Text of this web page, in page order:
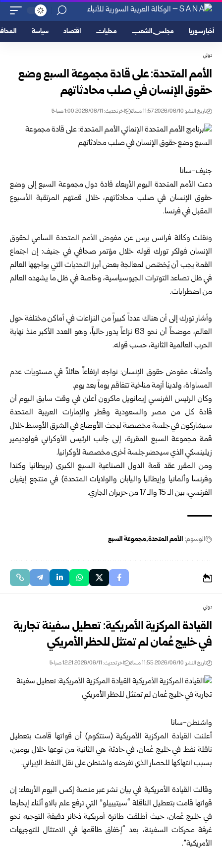
أخبار سوريا مجلس الشعب محليات اقتصاد سياسة
دولي
الأمم المتحدة: على قادة مجموعة السبع وضع
حقوق الإنسان في صلب محادثاتهم
تاريخ النشر: 2026/06/10 11:57 مساءً اخر تحديث: 2026/06/11 1:00 صباحًا
جنيف-سانا
دعت الأمم المتحدة اليوم الأربعاء قادة دول مجموعة السبع إلى وضع
حقوق الإنسان في صلب محادثاتهم، خلال قمتهم المرتقبة الأسبوع
المقبل في فرنسا.
ونقلت وكالة فرانس برس عن مفوض الأمم المتحدة السامي لحقوق
الإنسان فولكر تورك قوله خلال مؤتمر صحافي في جنيف: إن اجتماع
القمة يجب أن يُخصّص لمعالجة بعض أبرز التحديات التي يواجهها العالم
في ظل تصاعد التوترات الجيوسياسية، وخاصة في ظل ما يشهده العالم
من اضطرابات.
وأشار تورك إلى أن هناك عدداً كبيراً من النزاعات في أماكن مختلفة حول
العالم، موضحاً أن نحو 63 نزاعاً يدور حالياً، وهو العدد الأكبر منذ نهاية
الحرب العالمية الثانية، حسب قوله.
وأضاف مفوض حقوق الإنسان: نواجه ارتفاعاً هائلاً في مستويات عدم
المساواة، ولدينا أزمة مناخية تتفاقم يوماً بعد يوم.
وكان الرئيس الفرنسي إيمانويل ماكرون أعلن في وقت سابق اليوم أن
قادة كل من مصر والسعودية وقطر والإمارات العربية المتحدة
سيشاركون في جلسة مخصصة لبحث الأوضاع في الشرق الأوسط خلال
قمة مجموعة السبع المقررة، إلى جانب الرئيس الأوكراني فولوديمير
زيلينسكي الذي سيحضر جلسة أخرى مخصصة لأوكرانيا.
ومن المقرر عقد قمة الدول الصناعية السبع الكبرى (بريطانيا وكندا
وفرنسا وألمانيا وإيطاليا واليابان والولايات المتحدة) في منتجع إيفيان
الفرنسي، بين الـ 15 والـ 17 من حزيران الجاري.
الوسوم: الأمم المتحدة مجموعة السبع
دولي
القيادة المركزية الأمريكية: تعطيل سفينة تجارية
في خليج عُمان لم تمتثل للحظر الأمريكي
تاريخ النشر: 2026/06/10 11:55 مساءً اخر تحديث: 2026/06/11 12:21 صباحًا
واشنطن-سانا
أعلنت القيادة المركزية الأمريكية (سنتكوم) أن قواتها قامت بتعطيل
ناقلة نفط في خليج عُمان، في حادثة هي الثانية من نوعها خلال يومين،
بسبب انتهاكها للحصار الذي تفرضه واشنطن على نقل النفط الإيراني.
وقالت القيادة الأمريكية في بيان نشر عبر منصة إكس اليوم الأربعاء: إن
قواتها قامت بتعطيل الناقلة “سيتيبيلو” التي ترفع علم بالاو أثناء إبحارها
في خليج عُمان، حيث أطلقت طائرة أمريكية ذخائر دقيقة التوجيه نحو
غرفة محركات السفينة، بعد “إخفاق طاقمها في الامتثال للتوجيهات
الأمريكية”.